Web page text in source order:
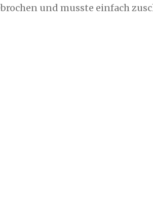
und musste einfach